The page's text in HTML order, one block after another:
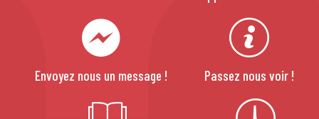
Envoyez nous un message ! Passez nous voir !